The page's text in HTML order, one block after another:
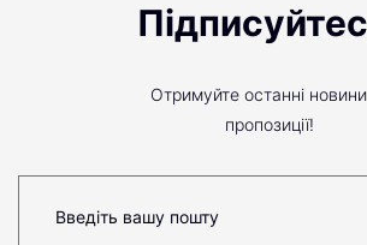
Отримуйте останні
пропозиції!